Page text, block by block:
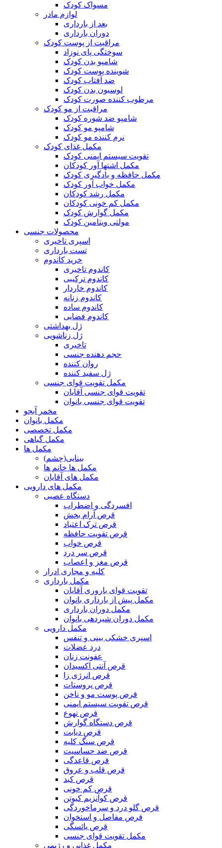
مسواک کودک
لوازم مادر
بعد از بارداری
دوران بارداری
مراقبت از پوست کودک
سوختگی پای نوزاد
شامپو بدن کودک
شوینده پوست کودک
ضد آفتاب کودک
لوسیون بدن کودک
مرطوب کننده صورت کودک
مراقبت از مو کودک
شامپو ضد شوره کودک
شامپو مو کودک
نرم کننده مو کودک
مکمل غذای کودک
تقویت سیستم ایمنی کودک
مکمل اشتها آور کودکان
مکمل حافظه و یادگیری کودک
مکمل خواب آور کودک
مکمل رشد کودکان
مکمل کم خونی کودکان
مکمل گوارش کودک
مولتی ویتامین کودک
محصولات جنسی
اسپری تاخیری
تست بارداری
خرید کاندوم
کاندوم تاخیری
کاندوم ترکیبی
کاندوم خاردار
کاندوم زنانه
کاندوم ساده
کاندوم فضایی
ژل بهداشتی
ژل زناشویی
تاخیری
حجم دهنده جنسی
روان کننده
ژل سفید کننده
مکمل تقویت قوای جنسی
تقویت قوای جنسی آقایان
تقویت قوای جنسی بانوان
مخمر آبجو
مکمل بانوان
مکمل تخصصی
مکمل گیاهی
مکمل ها
بینایی(چشم)
مکمل ها خانم ها
مکمل های آقایان
مکمل های دارویی
دستگاه عصبی
افسردگی و اضطراب
قرص آرام بخش
قرص ترک اعتیاد
قرص تقویت حافظه
قرص خواب
قرص سر درد
قرص مغز و اعصاب
کلیه و مجاری ادرار
مکمل بارداری
تقویت قوای باروری آقایان
مکمل پیش از بارداری بانوان
مکمل دوران بارداری
مکمل دوران شیردهی بانوان
مکمل دارویی
اسپری خشکی بینی و تنفس
درد عضلات
عفونت زنان
قرص آنتی اکسیدان
قرص انرژی زا
قرص پروستات
قرص پوست مو و ناخن
قرص تقویت سیستم ایمنی
قرص تهوع
قرص دستگاه گوارش
قرص دیابت
قرص سنگ کلیه
قرص ضد حساسیت
قرص قاعدگی
قرص قلب و عروق
قرص کبد
قرص کم خونی
قرص کوآنزیم کیوتن
قرص گلو درد و سرماخوردگی
قرص مفاصل و استخوان
قرص یائسگی
مکمل تقویت قوای جنسی
مکمل غذایی و رژیمی